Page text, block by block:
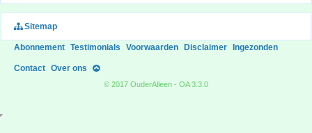
Sitemap
Abonnement Testimonials Voorwaarden Disclaimer Ingezonden
Contact Over ons
© 2017 OuderAlleen - OA 3.3.0